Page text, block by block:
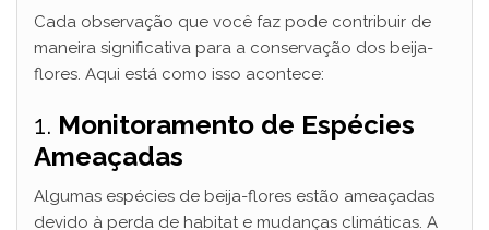
Cada observação que você faz pode contribuir de
maneira significativa para a conservação dos beija-
flores. Aqui está como isso acontece:
1. Monitoramento de Espécies
Ameaçadas
Algumas espécies de beija-flores estão ameaçadas
devido à perda de habitat e mudanças climáticas. A